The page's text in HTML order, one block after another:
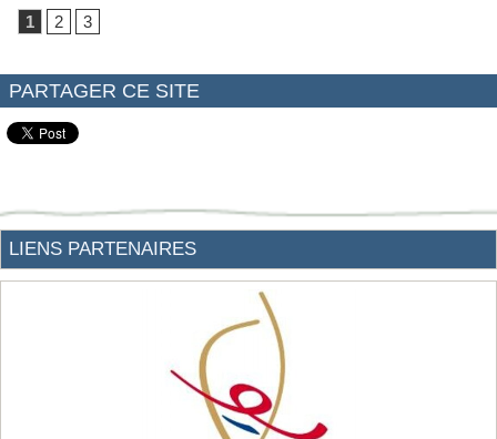
1
2 3
PARTAGER CE SITE
LIENS PARTENAIRES